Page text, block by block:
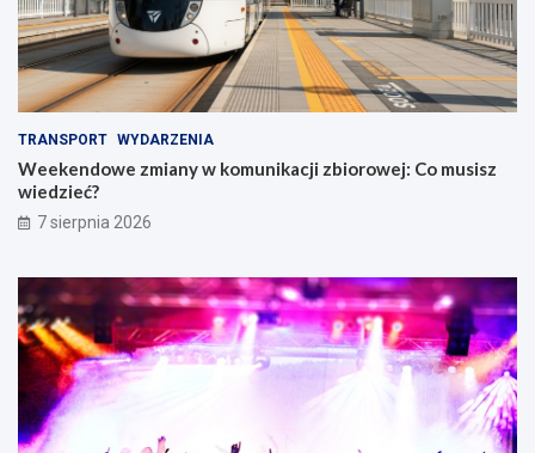
TRANSPORT WYDARZENIA
Weekendowe zmiany w komunikacji zbiorowej: Co musisz
wiedzieć?
7 sierpnia 2026